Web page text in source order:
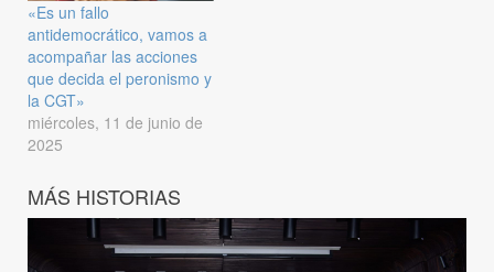
«Es un fallo
antidemocrático, vamos a
acompañar las acciones
que decida el peronismo y
la CGT»
miércoles, 11 de junio de
2025
MÁS HISTORIAS